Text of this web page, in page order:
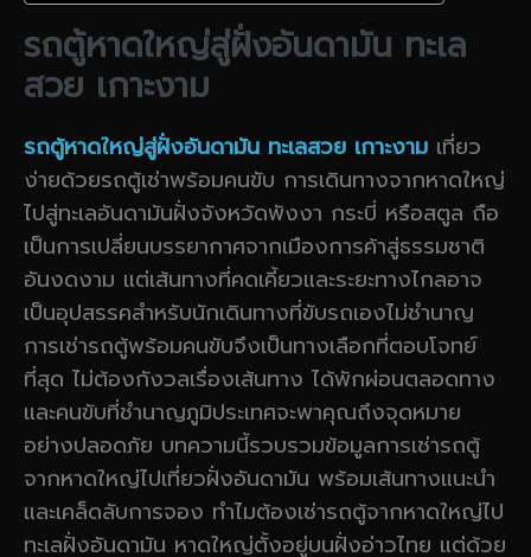
รถตู้หาดใหญ่สู่ฝั่งอันดามัน ทะเล
สวย เกาะงาม
รถตู้หาดใหญ่สู่ฝั่งอันดามัน ทะเลสวย เกาะงาม เที่ยว
ง่ายด้วยรถตู้เช่าพร้อมคนขับ การเดินทางจากหาดใหญ่
ไปสู่ทะเลอันดามันฝั่งจังหวัดพังงา กระบี่ หรือสตูล ถือ
เป็นการเปลี่ยนบรรยากาศจากเมืองการค้าสู่ธรรมชาติ
อันงดงาม แต่เส้นทางที่คดเคี้ยวและระยะทางไกลอาจ
เป็นอุปสรรคสำหรับนักเดินทางที่ขับรถเองไม่ชำนาญ
การเช่ารถตู้พร้อมคนขับจึงเป็นทางเลือกที่ตอบโจทย์
ที่สุด ไม่ต้องกังวลเรื่องเส้นทาง ได้พักผ่อนตลอดทาง
และคนขับที่ชำนาญภูมิประเทศจะพาคุณถึงจุดหมาย
อย่างปลอดภัย บทความนี้รวบรวมข้อมูลการเช่ารถตู้
จากหาดใหญ่ไปเที่ยวฝั่งอันดามัน พร้อมเส้นทางแนะนำ
และเคล็ดลับการจอง ทำไมต้องเช่ารถตู้จากหาดใหญ่ไป
ทะเลฝั่งอันดามัน หาดใหญ่ตั้งอยู่บนฝั่งอ่าวไทย แต่ด้วย